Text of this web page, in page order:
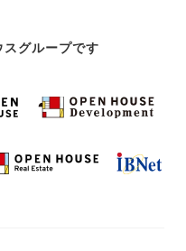
グループです